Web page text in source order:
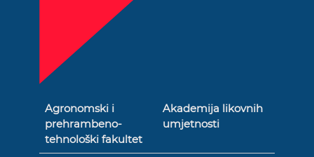
Agronomski i
prehrambeno-
tehnološki fakultet
Akademija likovnih
umjetnosti